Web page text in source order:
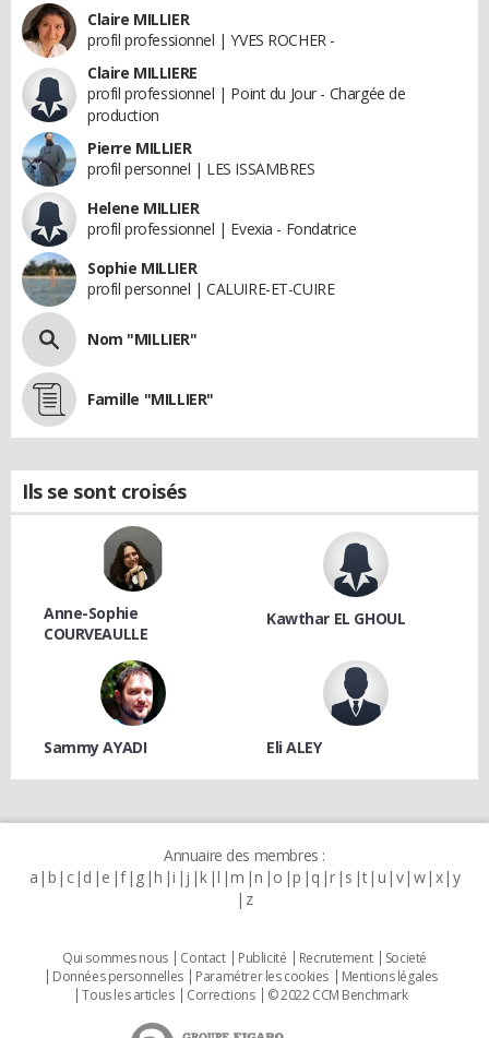
Claire MILLIER
profil professionnel | YVES ROCHER -
Claire MILLIERE
profil professionnel | Point du Jour - Chargée de
production
Pierre MILLIER
profil personnel | LES ISSAMBRES
Helene MILLIER
profil professionnel | Evexia - Fondatrice
Sophie MILLIER
profil personnel | CALUIRE-ET-CUIRE
Nom "MILLIER"
Famille "MILLIER"
Ils se sont croisés
Anne-Sophie
COURVEAULLE
Kawthar EL GHOUL
Sammy AYADI Eli ALEY
Annuaire des membres :
a b c d e f g h i j k l m n o p q r s t u v w x y
z
Qui sommes nous Contact Publicité Recrutement
Societé
Données personnelles
Paramétrer les cookies
Mentions légales
Tous les articles
Corrections © 2022 CCM Benchmark